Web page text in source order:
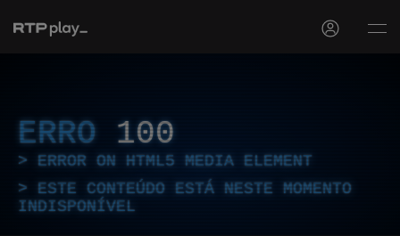
ERRO 100
ERROR ON HTML5 MEDIA ELEMENT
ESTE CONTEÚDO ESTÁ NESTE MOMENTO
INDISPONÍVEL